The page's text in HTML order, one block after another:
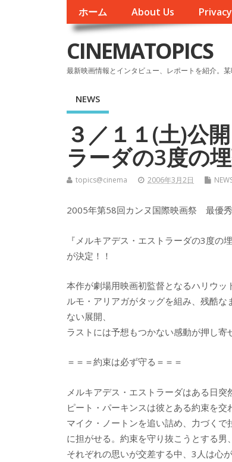
ホーム About Us Privacy
CINEMATOPICS
最新映画情報とインタビュー、レポートを紹介。
NEWS
３／１１(土)公
ラーダの3度の埋
topics@cinema 2006年3月2日
2005年第58回カンヌ国際映画祭 最優
『メルキアデス・エストラーダの3度
が決定！！
本作が劇場用映画初監督となるハリウ
ルモ・アリアガがタッグを組み、残酷
ない展開、
ラストには予想もつかない感動が押し寄
＝＝＝約束は必ず守る＝＝＝
メルキアデス・エストラーダはある日
ピート・パーキンスは彼とある約束を
マイク・ノートンを追い詰め、力づく
に担がせる。約束を守り抜こうとする男
それぞれの思いが交差する中、3人は心